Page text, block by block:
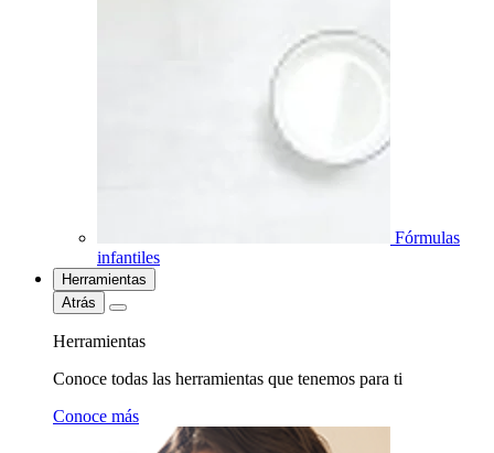
Fórmulas
infantiles
Herramientas
Atrás
Herramientas
Conoce todas las herramientas que tenemos para ti
Conoce más